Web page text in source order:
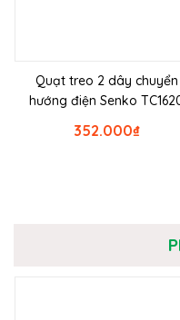
Quạt treo 2 dây chuyển
hướng điện Senko
₫
352.000